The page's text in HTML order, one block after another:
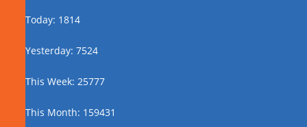
Today: 1814
Yesterday: 7524
This Week: 25777
This Month: 159431